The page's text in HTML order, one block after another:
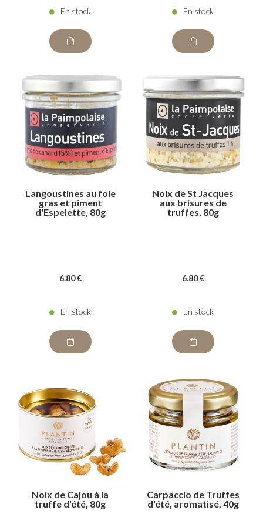
En stock En stock
Langoustines au foie
gras et piment
d'Espelette, 80g
6.80 €
En stock
Noix de St Jacques
aux brisures de
truffes, 80g
6.80 €
En stock
Noix de Cajou à la
truffe d'été, 80g
Carpaccio de Truffes
d'été, aromatisé, 40g